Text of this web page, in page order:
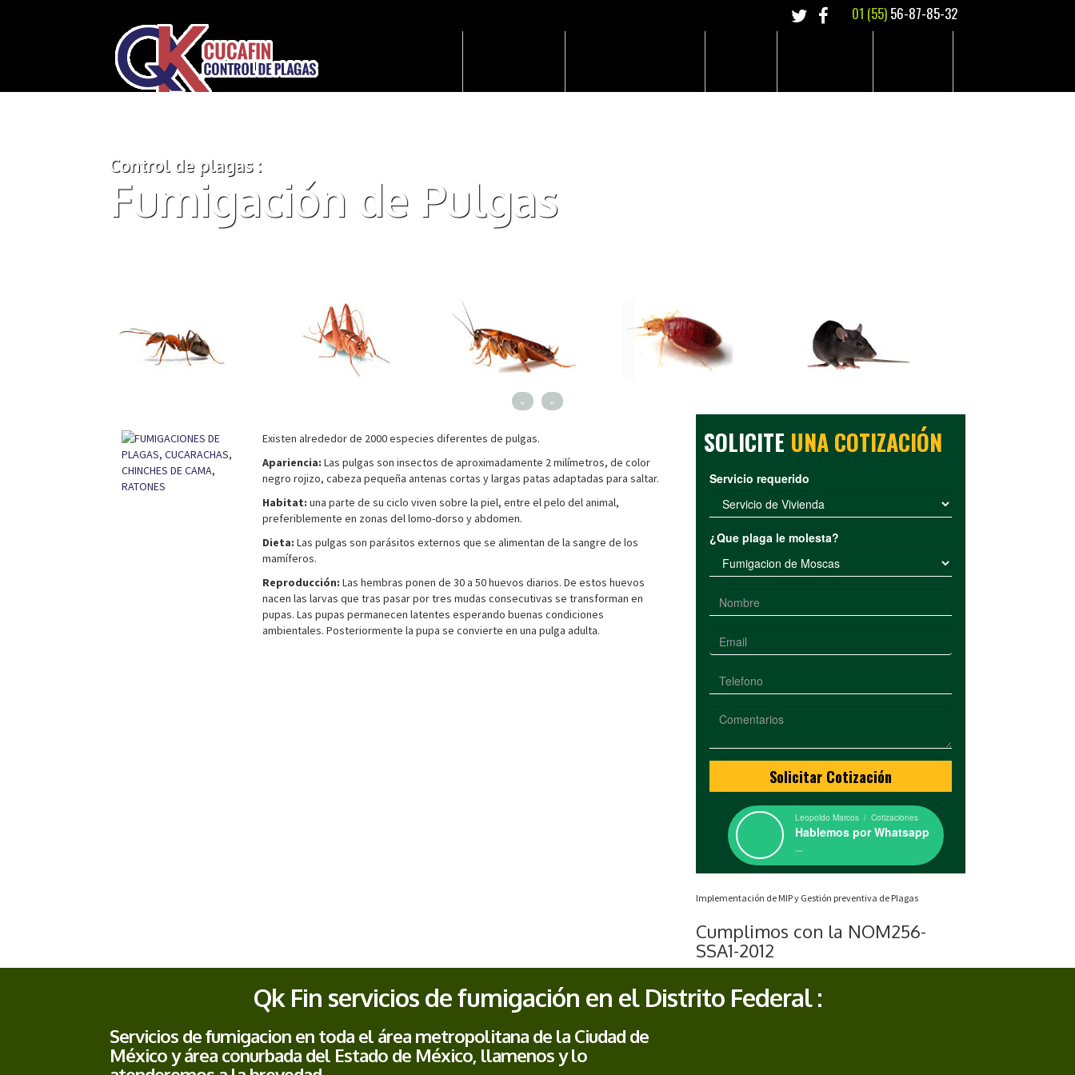
01 (55) 56-87-85-32
Control de plagas :
Fumigación de Pulgas
« »
Existen alrededor de 2000 especies diferentes de pulgas.
Apariencia: Las pulgas son insectos de aproximadamente 2 milímetros, de color
negro rojizo, cabeza pequeña antenas cortas y largas patas adaptadas para saltar.
Habitat: una parte de su ciclo viven sobre la piel, entre el pelo del animal,
preferiblemente en zonas del lomo-dorso y abdomen.
Dieta: Las pulgas son parásitos externos que se alimentan de la sangre de los
mamíferos.
Reproducción: Las hembras ponen de 30 a 50 huevos diarios. De estos huevos
nacen las larvas que tras pasar por tres mudas consecutivas se transforman en
pupas. Las pupas permanecen latentes esperando buenas condiciones
ambientales. Posteriormente la pupa se convierte en una pulga adulta.
SOLICITE UNA COTIZACIÓN
Servicio requerido
¿Que plaga le molesta?
Leopoldo Marcos / Cotizaciones
Hablemos por Whatsapp
Implementación de MIP y Gestión preventiva de Plagas
Cumplimos con la NOM256-
SSA1-2012
Qk Fin servicios de fumigación en el Distrito Federal :
Servicios de fumigacion en toda el área metropolitana de la Ciudad de
México y área conurbada del Estado de México, llamenos y lo